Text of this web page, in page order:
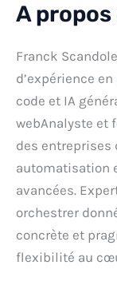
A propos
Franck
d’expérience
code et IA
webAnalyste et
des entreprises
automatisation
avancées.
orchestrer
concrète et
flexibilité au